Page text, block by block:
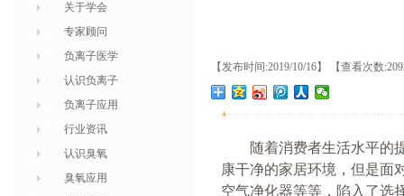
关于学会
专家顾问
负离子医学
认识负离子
负离子应用
行业资讯
认识臭氧
臭氧应用
【发布时间:2019/10/16】 【查看次数
+
随着消费者生活水平的
康干净的家居环境，但是面
空气净化器等等，陷入了选